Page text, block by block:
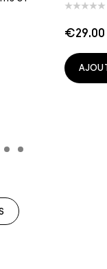
€29.00